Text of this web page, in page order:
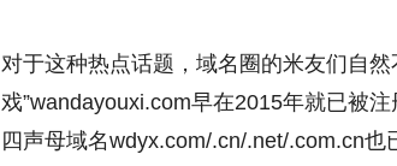
对于这种热点话题，域名圈的米友们自
戏”wandayouxi.com早在2015年就已被
四声母域名wdyx.com/.cn/.net/.com.cn